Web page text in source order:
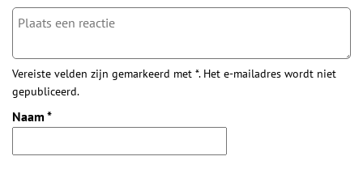
Vereiste velden zijn gemarkeerd met *. Het e-mailadres wordt niet
gepubliceerd.
Naam *